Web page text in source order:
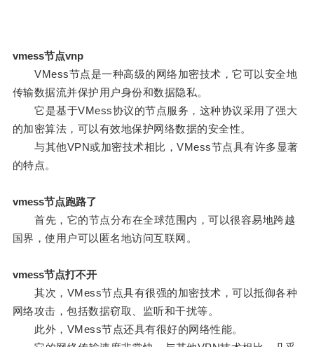
vmess节点vnp
VMess节点是一种高级的网络加密技术，它可以安全地
传输数据流并保护用户身份和数据隐私。
它是基于VMess协议的节点服务，这种协议采用了强大
的加密算法，可以有效地保护网络数据的安全性。
与其他VPN或加密技术相比，VMess节点具有许多显著
的特点。
vmess节点跑路了
首先，它的节点分布在全球范围内，可以很容易地跨越
国界，使用户可以匿名地访问互联网。
vmess节点打不开
其次，VMess节点具有很强的加密技术，可以抵御各种
网络攻击，包括数据窃取、监听和干扰等。
此外，VMess节点还具有很好的网络性能。